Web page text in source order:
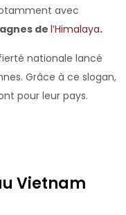
avec
del’Himalaya.
nationale lancé
Grâce à ce slogan,
pour leur pays.
Vietnam